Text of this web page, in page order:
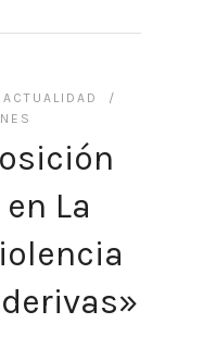
ACTUALIDAD
/
La